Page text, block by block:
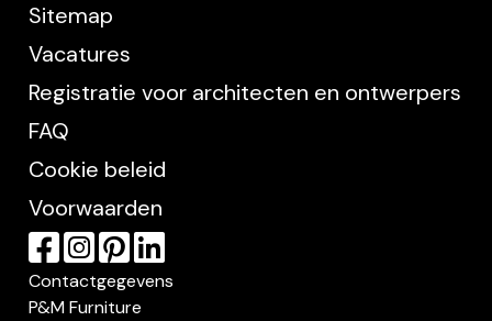
Sitemap
Vacatures
Registratie voor architecten en ontwerpers
FAQ
Cookie beleid
Voorwaarden
Contactgegevens
P&M Furniture